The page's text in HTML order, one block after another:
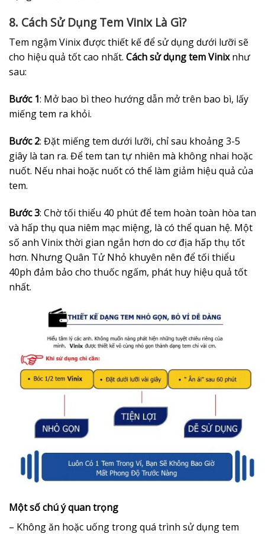
8. Cách Sử Dụng Tem Vinix Là Gì?
Tem ngậm Vinix được thiết kế để sử dụng dưới lưỡi sẽ
cho hiệu quả tốt cao nhất. Cách sử dụng tem Vinixnhư
sau:
Bước 1: Mở bao bì theo hướng dẫn mở trên bao bì, lấy
miếng tem ra khỏi.
Bước 2: Đặt miếng tem dưới lưỡi, chỉ sau khoảng 3-5
giây là tan ra. Để tem tan tự nhiên mà không nhai hoặc
nuốt. Nếu nhai hoặc nuốt có thể làm giảm hiệu quả của
tem.
Bước 3: Chờ tối thiểu 40 phút để tem hoàn toàn hòa tan
và hấp thụ qua niêm mạc miệng, là có thể quan hệ. Một
số anh Vinix thời gian ngắn hơn do cơ địa hấp thụ tốt
hơn. Nhưng Quân Tử Nhỏ khuyên nên để tối thiểu
40ph đảm bảo cho thuốc ngấm, phát huy hiệu quả tốt
nhất.
Một số chú ý quan trọng
– Không ăn hoặc uống trong quá trình sử dụng tem